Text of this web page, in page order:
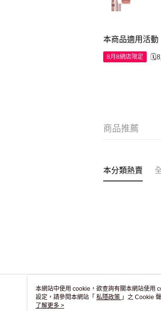
本商品適用活動
8月8網店限定 🗓️8
商品推薦
本分類熱賣
關於
本網站中使用 cookie，欲查詢有關本網站使用
設定，請參閱本網站「 私隱政策 」之 Cookie
用 cookie。
了解更多 >